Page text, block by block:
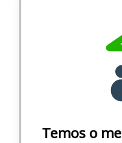
Temos o